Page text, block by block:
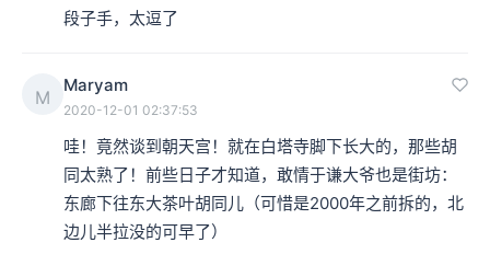
段子手，太逗了
M
Maryam
2020-12-01 02:37:53
哇！竟然谈到朝天宫！就在白塔寺脚下长大的，那些胡
同太熟了！前些日子才知道，敢情于谦大爷也是街坊：
东廊下往东大茶叶胡同儿（可惜是2000年之前拆的，北
边儿半拉没的可早了）